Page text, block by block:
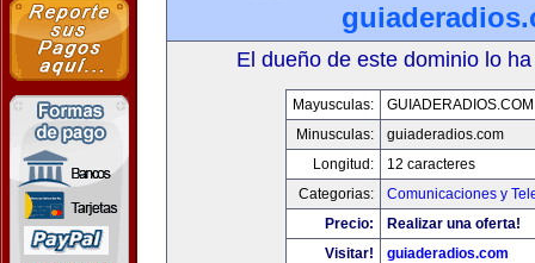
El dueño de este dominio lo
Mayusculas:
GUIADERADIOS.COM
Minusculas:
guiaderadios.com
Longitud:
12 caracteres
Categorias:
Comunicaciones y
Precio:
Realizar una oferta!
Visitar!
guiaderadios.com